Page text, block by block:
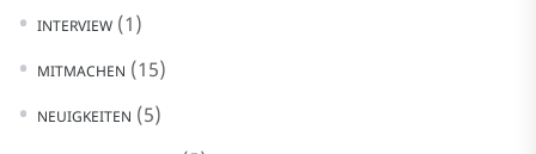
INTERVIEW (1)
MITMACHEN (15)
NEUIGKEITEN (5)